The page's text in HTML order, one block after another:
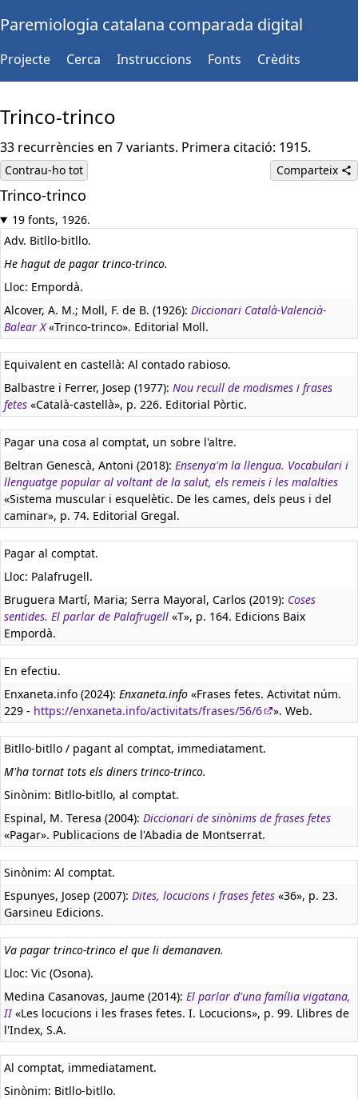
Paremiologia catalana comparada digital
Projecte Cerca Instruccions Fonts Crèdits
Trinco-trinco
33 recurrències en 7 variants. Primera citació: 1915.
Contrau-ho tot Comparteix
Trinco-trinco
19 fonts, 1926.
Adv. Bitllo-bitllo.
He hagut de pagar trinco-trinco.
Lloc: Empordà.
Alcover, A. M.; Moll, F. de B. (1926): Diccionari Català-Valencià-
Balear X«Trinco-trinco». Editorial Moll.
Equivalent en castellà: Al contado rabioso.
Balbastre i Ferrer, Josep (1977): Nou recull de modismes i frases
fetes «Català-castellà», p. 226. Editorial Pòrtic.
Pagar una cosa al comptat, un sobre l'altre.
Beltran Genescà, Antoni (2018): Ensenya'm la llengua. Vocabulari i
llenguatge popular al voltant de la salut, els remeis i les malalties
«Sistema muscular i esquelètic. De les cames, dels peus i del
caminar», p. 74. Editorial Gregal.
Pagar al comptat.
Lloc: Palafrugell.
Bruguera Martí, Maria; Serra Mayoral, Carlos (2019): Coses
sentides. El parlar de Palafrugell «T», p. 164. Edicions Baix
Empordà.
En efectiu.
Enxaneta.info (2024): Enxaneta.info «Frases fetes. Activitat núm.
229 - https://enxaneta.info/activitats/frases/56/6 ». Web.
Bitllo-bitllo / pagant al comptat, immediatament.
M'ha tornat tots els diners trinco-trinco.
Sinònim: Bitllo-bitllo, al comptat.
Espinal, M. Teresa (2004): Diccionari de sinònims de frases fetes
«Pagar». Publicacions de l'Abadia de Montserrat.
Sinònim: Al comptat.
Espunyes, Josep (2007): Dites, locucions i frases fetes «36», p. 23.
Garsineu Edicions.
Va pagar trinco-trinco el que li demanaven.
Lloc: Vic (Osona).
Medina Casanovas, Jaume (2014): El parlar d'una família vigatana,
II«Les locucions i les frases fetes. I. Locucions», p. 99. Llibres de
l'Index, S.A.
Al comptat, immediatament.
Sinònim: Bitllo-bitllo.